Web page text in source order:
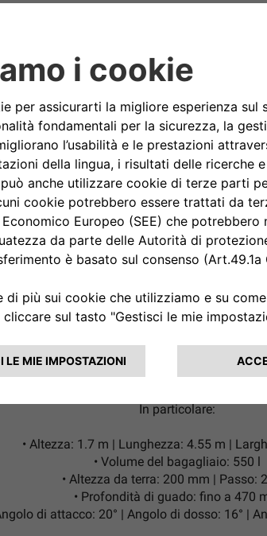
TUA JEEP
CON
NUOVA JEEP
A PARTIRE DA
SCARICA LE SCHEDE TECNICHE E DI
LE TUE
DIMENSIONI
Plug-in offre il comfort e lo spazio necessari
In particolare:
• Altezza: 1.7 m | Lunghezza: 4.55 m |
• Volume del bagagliaio: 550 l
• Altezza da terra: 200 mm | Passo:
• Profondità di guado: fino a 470
di attacco: 20° | Angolo di dosso: 16° |